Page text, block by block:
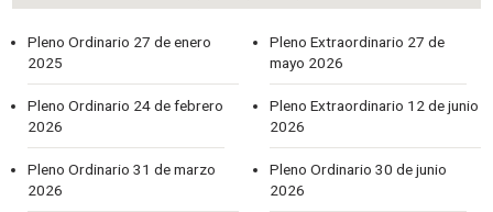
Pleno Ordinario 27 de enero
2025
Pleno Ordinario 24 de febrero
2026
Pleno Ordinario 31 de marzo
2026
Pleno Extraordinario 27 de
mayo 2026
Pleno Extraordinario 12 de junio
2026
Pleno Ordinario 30 de junio
2026